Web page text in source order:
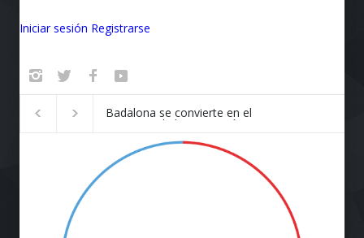
Iniciar sesión Registrarse
¡Vuela Conectado! United
Airlines y Starlink
de Viaje